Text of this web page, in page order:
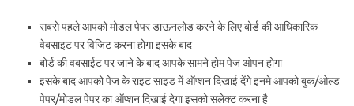
सबसे पहले आपको मोडल पेपर डाऊनलोड करने के लिए बोर्ड की आधिकारिक
वेबसाइट पर विजिट करना होगा इसके बाद
बोर्ड की वबसाईट पर जाने के बाद आपके सामने होम पेज ओपन होगा
इसके बाद आपको पेज के राइट साइड में ऑप्शन दिखाई देंगे इनमे आपको बुक/ओल्ड
पेपर/मोडल पेपर का ऑप्शन दिखाई देगा इसको सलेक्ट करना है